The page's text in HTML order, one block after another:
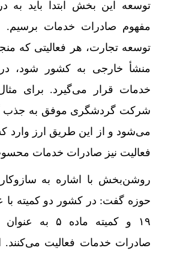
توسعه این بخش ابتدا باید به
مفهوم صادرات خدمات برسیم.
توسعه تجارت، هر فعالیتی که
منشأ خارجی به کشور شود،
خدمات قرار می‌گیرد. برای
شرکت گردشگری موفق به جذب
می‌شود و از این طریق ارز وارد
فعالیت نیز صادرات خدمات
روشن‌بخش با اشاره به
حوزه گفت: در کشور دو کمیته با
۱۹ و کمیته
صادرات خدمات فعالیت می‌کنند.